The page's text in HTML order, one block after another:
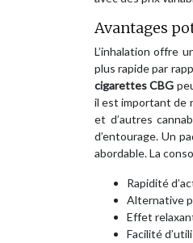
Avantages
L’inhalation offre
plus rapide par
cigarettes CBG
il est important de
et d’autres
d’entourage. Un
abordable. La
Rapidité
Alternative
Effet
Facilité